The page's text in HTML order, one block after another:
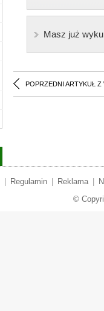
Masz już
POPRZEDNI ARTYKUŁ Z
Regulamin Reklama
©